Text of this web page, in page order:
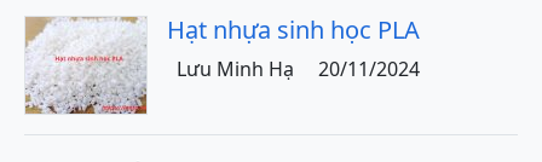
Hạt nhựa sinh học PLA
Lưu Minh Hạ 20/11/2024